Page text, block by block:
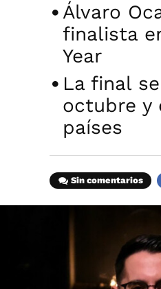
Álvaro
finalista
Year
La final
octubre y
países
Sin comentarios